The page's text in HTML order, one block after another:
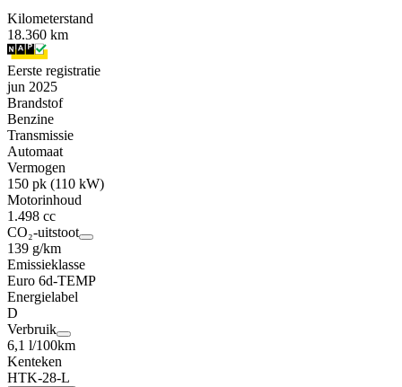
Kilometerstand
18.360 km
Eerste registratie
jun 2025
Brandstof
Benzine
Transmissie
Automaat
Vermogen
150 pk (110 kW)
Motorinhoud
1.498 cc
CO₂-uitstoot
139 g/km
Emissieklasse
Euro 6d-TEMP
Energielabel
D
Verbruik
6,1 l/100km
Kenteken
HTK-28-L